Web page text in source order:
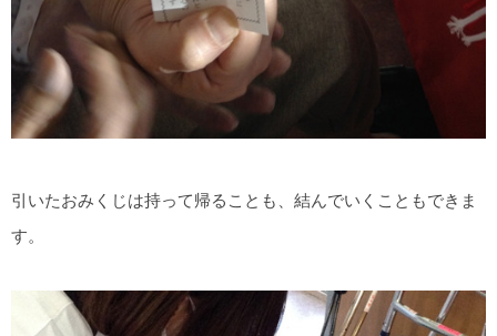
引いたおみくじは持って帰ることも、結んでいくこともできま
す。